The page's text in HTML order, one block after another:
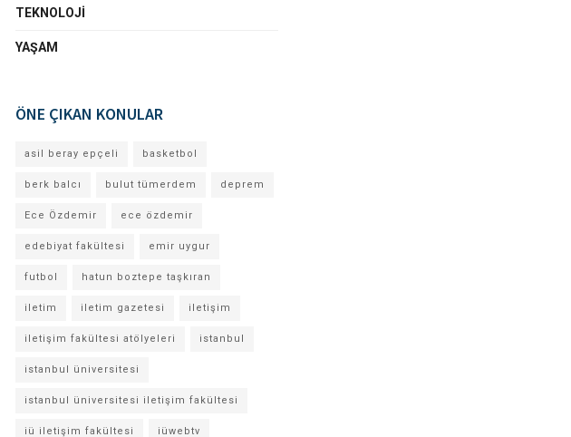
TEKNOLOJI
YAŞAM
ÖNE ÇIKAN KONULAR
asil beray epçeli basketbol
berk balcı bulut tümerdem deprem
Ece Özdemir ece özdemir
edebiyat fakültesi emir uygur
futbol hatun boztepe taşkıran
iletim iletim gazetesi iletişim
iletişim fakültesi atölyeleri istanbul
istanbul üniversitesi
istanbul üniversitesi iletişim fakültesi
iü iletişim fakültesi iüwebtv